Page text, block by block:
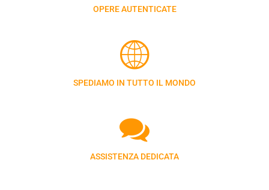
OPERE AUTENTICATE
SPEDIAMO IN TUTTO IL MONDO
ASSISTENZA DEDICATA